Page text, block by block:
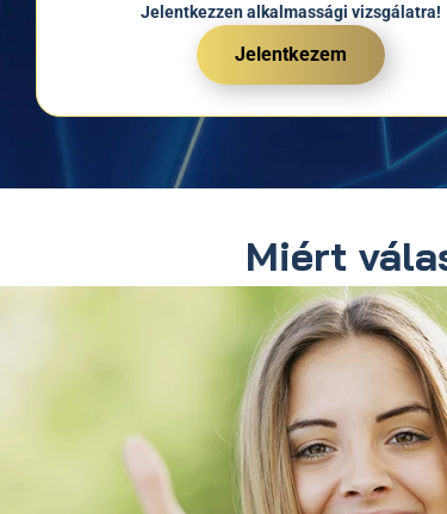
Jelentkezzen alkalmassági vizsgálatra!
Jelentkezem
Miért